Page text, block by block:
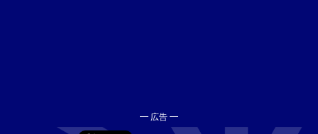
━ 広告 ━